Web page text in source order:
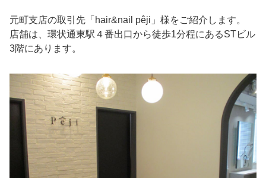
元町支店の取引先「hair&nail pêji」様をご紹介します。
店舗は、環状通東駅４番出口から徒歩1分程にあるSTビル
3階にあります。